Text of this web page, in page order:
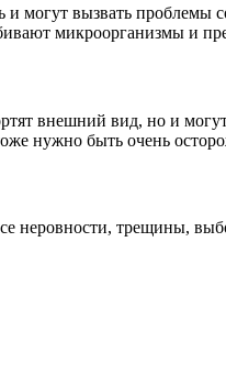
могут вызвать проблемы
микроорганизмы и
внешний вид, но и
нужно быть очень
неровности, трещины,